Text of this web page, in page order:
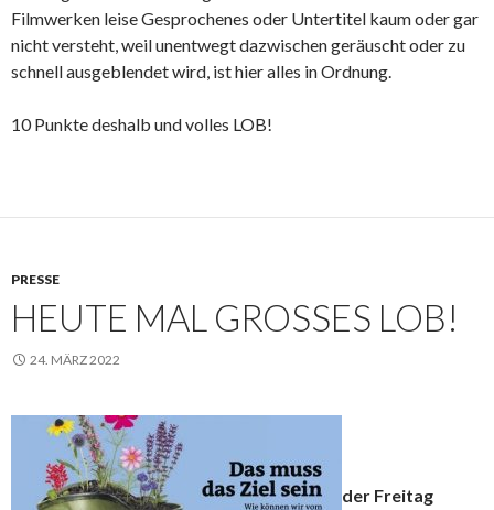
Filmwerken leise Gesprochenes oder Untertitel kaum oder gar
nicht versteht, weil unentwegt dazwischen geräuscht oder zu
schnell ausgeblendet wird, ist hier alles in Ordnung.
10 Punkte deshalb und volles LOB!
PRESSE
HEUTE MAL GROSSES LOB!
24. MÄRZ 2022
der Freitag